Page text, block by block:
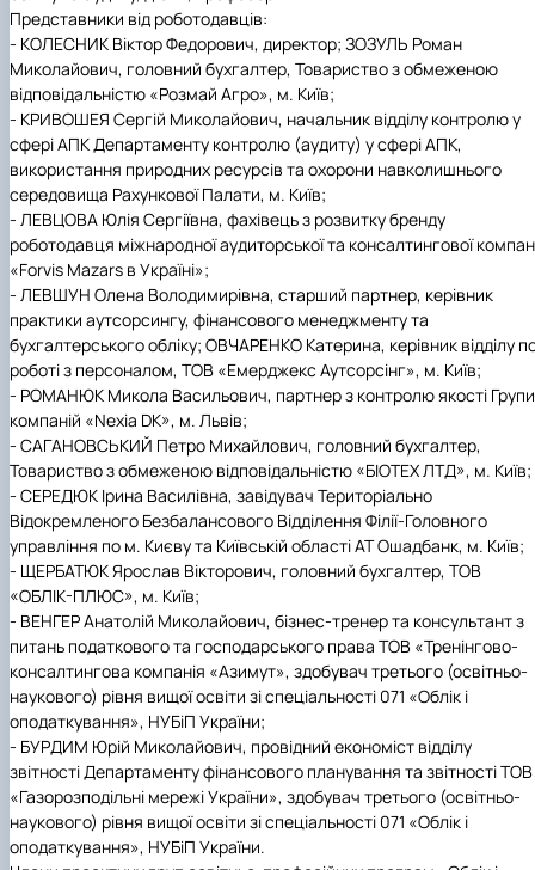
Представники від роботодавців:
- КОЛЕСНИК Віктор Федорович, директор; ЗОЗУЛЬ Роман
Миколайович, головний бухгалтер, Товариство з обмеженою
відповідальністю «Розмай Агро», м. Київ;
- КРИВОШЕЯ Сергій Миколайович, начальник відділу контролю у
сфері АПК Департаменту контролю (аудиту) у сфері АПК,
використання природних ресурсів та охорони навколишнього
середовища Рахункової Палати, м. Київ;
- ЛЕВЦОВА Юлія Сергіївна, фахівець з розвитку бренду
роботодавця міжнародної аудиторської та консалтингової
«Forvis Mazars в Україні»;
- ЛЕВШУН Олена Володимирівна, старший партнер, керівник
практики аутсорсингу, фінансового менеджменту та
бухгалтерського обліку; ОВЧАРЕНКО Катерина, керівник відділу
роботі з персоналом, ТОВ «Емерджекс Аутсорсінг», м. Київ;
- РОМАНЮК Микола Васильович, партнер з контролю якості Групи
компаній «Nexia DK», м. Львів;
- САГАНОВСЬКИЙ Петро Михайлович, головний бухгалтер,
Товариство з обмеженою відповідальністю «БІОТЕХ ЛТД», м. Київ;
- СЕРЕДЮК Ірина Василівна, завідувач Територіально
Відокремленого Безбалансового Відділення Філії-Головного
управління по м. Києву та Київській області АТ Ошадбанк, м. Київ;
- ЩЕРБАТЮК Ярослав Вікторович, головний бухгалтер, ТОВ
«ОБЛІК-ПЛЮС», м. Київ;
- ВЕНГЕР Анатолій Миколайович, бізнес-тренер та консультант з
питань податкового та господарського права ТОВ «Тренінгово-
консалтингова компанія «Азимут», здобувач третього (освітньо-
наукового) рівня вищої освіти зі спеціальності 071 «Облік і
оподаткування», НУБіП України;
- БУРДИМ Юрій Миколайович, провідний економіст відділу
звітності Департаменту фінансового планування та звітності ТОВ
«Газорозподільні мережі України», здобувач третього (освітньо-
наукового) рівня вищої освіти зі спеціальності 071 «Облік і
оподаткування», НУБіП України.